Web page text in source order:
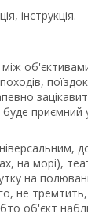
інструкція.
між
приємний
на морі),
на
не
об'єкт